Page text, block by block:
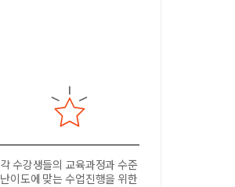
각 수강생들의 교육과정과 수준
난이도에 맞는 수업진행을 위한